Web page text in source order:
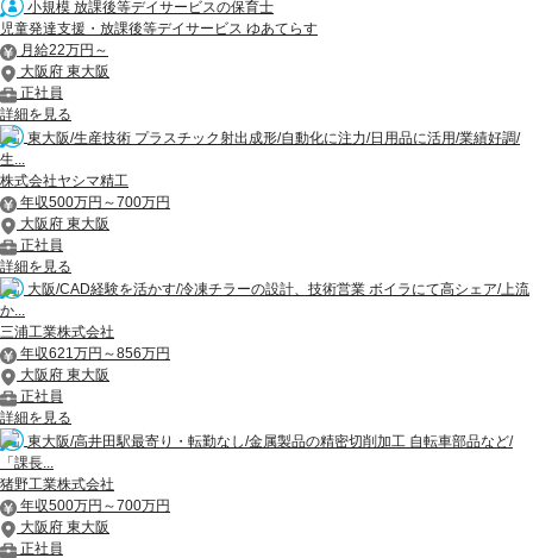
小規模 放課後等デイサービスの保育士
児童発達支援・放課後等デイサービス ゆあてらす
月給22万円～
大阪府 東大阪
正社員
詳細を見る
東大阪/生産技術 プラスチック射出成形/自動化に注力/日用品に活用/業績好調/
生...
株式会社ヤシマ精工
年収500万円～700万円
大阪府 東大阪
正社員
詳細を見る
大阪/CAD経験を活かす/冷凍チラーの設計、技術営業 ボイラにて高シェア/上流
か...
三浦工業株式会社
年収621万円～856万円
大阪府 東大阪
正社員
詳細を見る
東大阪/高井田駅最寄り・転勤なし/金属製品の精密切削加工 自転車部品など/
「課長...
猪野工業株式会社
年収500万円～700万円
大阪府 東大阪
正社員